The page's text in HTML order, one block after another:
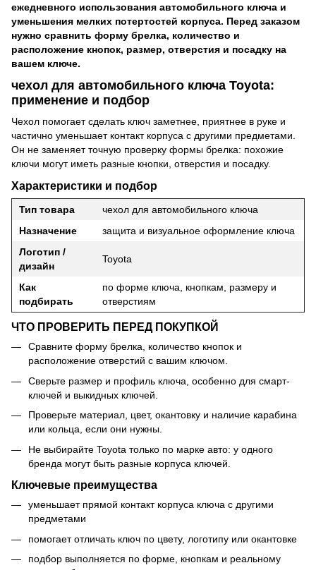
ежедневного использования автомобильного ключа и
уменьшения мелких потертостей корпуса. Перед заказом
нужно сравнить форму брелка, количество и
расположение кнопок, размер, отверстия и посадку на
вашем ключе.
чехол для автомобильного ключа Toyota:
применение и подбор
Чехол помогает сделать ключ заметнее, приятнее в руке и
частично уменьшает контакт корпуса с другими предметами.
Он не заменяет точную проверку формы брелка: похожие
ключи могут иметь разные кнопки, отверстия и посадку.
Характеристики и подбор
Тип товара
чехол для автомобильного ключа
Назначение
защита и визуальное оформление ключа
Логотип /
дизайн
Toyota
Как
подбирать
по форме ключа, кнопкам, размеру и
отверстиям
ЧТО ПРОВЕРИТЬ ПЕРЕД ПОКУПКОЙ
Сравните форму брелка, количество кнопок и
расположение отверстий с вашим ключом.
Сверьте размер и профиль ключа, особенно для смарт-
ключей и выкидных ключей.
Проверьте материал, цвет, окантовку и наличие карабина
или кольца, если они нужны.
Не выбирайте Toyota только по марке авто: у одного
бренда могут быть разные корпуса ключей.
Ключевые преимущества
уменьшает прямой контакт корпуса ключа с другими
предметами
помогает отличать ключ по цвету, логотипу или окантовке
подбор выполняется по форме, кнопкам и реальному